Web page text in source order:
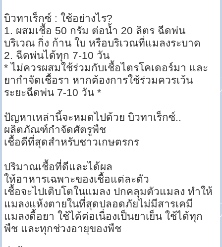
บิวทาเร็กซ์ : ใช้อย่างไร?
1. ผสมเชื้อ 50 กรัม ต่อน้ำ 20 ลิตร ฉีดพ่น
บริเวณ กิ่ง ก้าน ใบ หรือบริเวณที่แมลงระบาด
2. ฉีดพ่นได้ทุก 7-10 วัน
* ไม่ควรผสมใช้ร่วมกับเชื้อไตรโคเดอร์มา และ
ยากำจัดเชื้อรา หากต้องการใช้ร่วมควรเว้น
ระยะฉีดพ่น 7-10 วัน *
ปัญหาเหล่านี้จะหมดไปด้วย บิวทาเร็กซ์..
ผลิตภัณฑ์กำจัดศัตรูพืช
เชื้อดีที่สุดสำหรับชาวเกษตรกร
ปริมาณเชื้อที่ดีและได้ผล
ให้อาหารเฉพาะของเชื้อแต่ละตัว
เชื้อจะไปเติบโตในแมลง ปกคลุมตัวแมลง ทำให้
แมลงแห้งตายในที่สุดปลอดภัยไม่มีสารเคมี
แมลงดื้อยา ใช้ได้ต่อเนื่องเป็นยาเย็น ใช้ได้ทุก
พืช และทุกช่วงอายุของพืช